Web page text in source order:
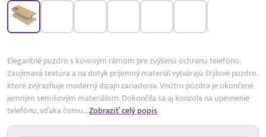
Úrok
17,99 %
p.a.
Elegantné puzdro s kovovým rámom pre zvýšenú ochranu telefónu.
Zaujímavá textúra a na dotyk príjemný materiál vytvárajú štýlové puzdro,
ktoré zvýrazňuje moderný dizajn zariadenia. Vnútro púzdra je ukončené
jemným semišovým materiálom. Dokončila sa aj konzola na upevnenie
telefónu, vďaka čomu…Zobraziť celý popis